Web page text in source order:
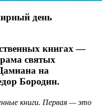
день
книгах —
святых
на
Бородин.
книги. Первая — это